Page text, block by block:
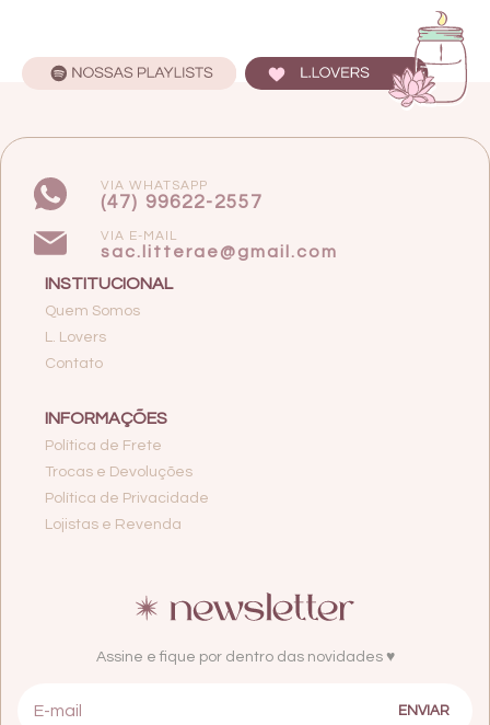
VIA WHATSAPP
(47) 99622-2557
VIA E-MAIL
sac.litterae@gmail.com
INSTITUCIONAL
Quem Somos
L. Lovers
Contato
INFORMAÇÕES
Política de Frete
Trocas e Devoluções
Política de Privacidade
Lojistas e Revenda
Assine e fique por dentro das novidades ♥